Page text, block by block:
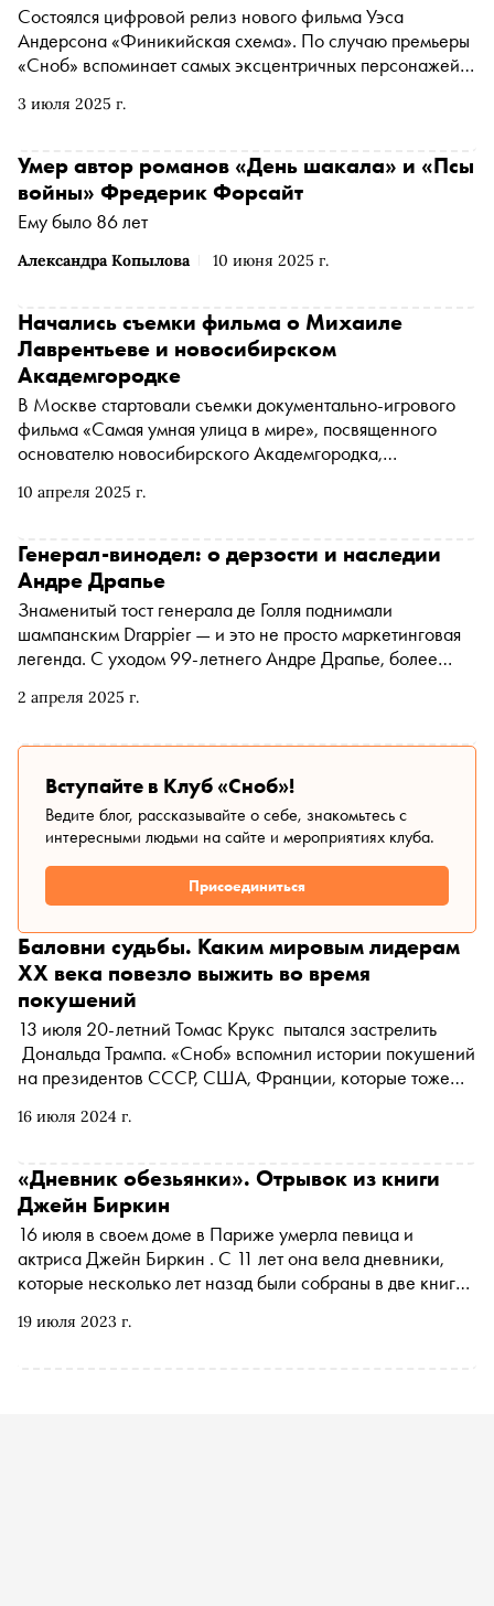
3 июля 2025 г.
Состоялся цифровой релиз нового фильма Уэса
Андерсона «Финикийская схема». По случаю премьеры
«Сноб» вспоминает самых эксцентричных персонажей
Александра Копылова 10 июня 2025 г.
Умер автор романов «День шакала» и «Псы
войны» Фредерик Форсайт
Ему было 86 лет
10 апреля 2025 г.
Начались съемки фильма о Михаиле
Лаврентьеве и новосибирском
Академгородке
В Москве стартовали съемки документально-игрового
фильма «Самая умная улица в мире», посвященного
основателю новосибирского Академгородка,
Лаврентьеву. Режиссером картины выступает Иван
2 апреля 2025 г.
Генерал-винодел: о дерзости и наследии
Андре Драпье
Знаменитый тост генерала де Голля поднимали
шампанским Drappier — и это не просто маркетинговая
легенда. С уходом 99-летнего Андре Драпье, более
дома, винодельческий мир, кажется, вновь ощутил
Франция после смерти создателя Пятой республики. В
своей колонке для «Сноба» генеральный директор
франко-российской торгово-промышленной палаты (CCI
FRANCE RUSSIE), основатель «Винного атласа России» и
фотохудожник Павел Шинский рассказывает
удивительную историю переплетения судеб великого
политика и не менее великого винодела — историю
дерзости, новаторства наперекор традициям (от ставки
на Пино Нуар до бутылок-«мельхиседеков») и наследия,
которое продолжает жить
Вступайте в Клуб «Сноб»!
Ведите блог, рассказывайте о себе, знакомьтесь с
интересными людьми на сайте и мероприятиях клуба.
Присоединиться
16 июля 2024 г.
Баловни судьбы. Каким мировым лидерам
ХХ века повезло выжить во время
покушений
13 июля 20-летний Томас Крукс пытался застрелить
Дональда Трампа. «Сноб» вспомнил истории покушений
на президентов СССР, США, Франции, которые тоже
19 июля 2023 г.
«Дневник обезьянки». Отрывок из книги
Джейн Биркин
16 июля в своем доме в Париже умерла певица и
актриса Джейн Биркин . С 11 лет она вела дневники,
которые несколько лет назад были собраны в две книги:
они вышли в издательстве «Синдбад». «Сноб» публикует